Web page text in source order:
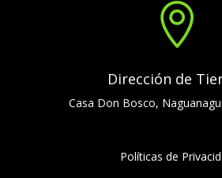

Dirección de
Casa Don Bosco,
Políticas de